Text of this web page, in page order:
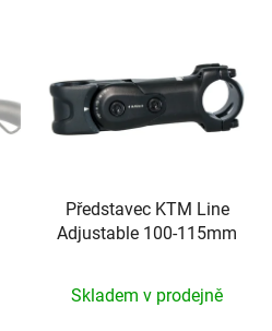
Představec KTM Line
Adjustable 100-115mm
Skladem v prodejně